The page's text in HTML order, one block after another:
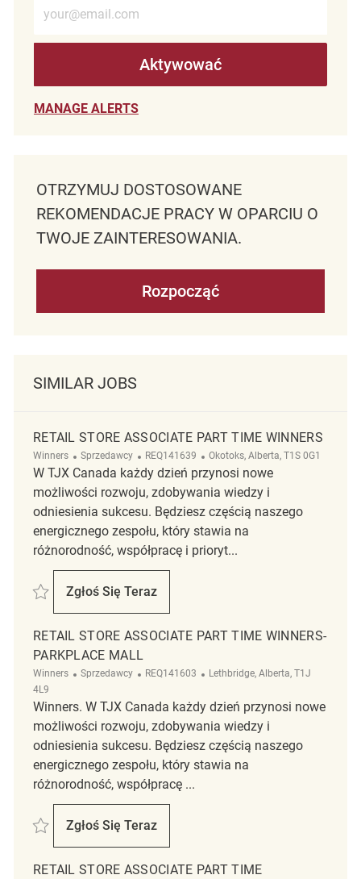
Aktywować
MANAGE ALERTS
OTRZYMUJ DOSTOSOWANE
REKOMENDACJE PRACY W OPARCIU O
TWOJE ZAINTERESOWANIA.
Rozpocząć
SIMILAR JOBS
RETAIL STORE ASSOCIATE PART TIME WINNERS
Winners Kategoria
Sprzedawcy ReqId
REQ141639 Lokalizacja
Okotoks, Alberta, T1S 0G1
W TJX Canada każdy dzień przynosi nowe
możliwości rozwoju, zdobywania wiedzy i
odniesienia sukcesu. Będziesz częścią naszego
energicznego zespołu, który stawia na
różnorodność, współpracę i prioryt...
Zapisać Retail Store Associate Part Time Winners REQ141639
Zgłoś Się Teraz
Retail Store Associate Part Time Winners
RETAIL STORE ASSOCIATE PART TIME WINNERS-
PARKPLACE MALL
Winners Kategoria
Sprzedawcy ReqId
REQ141603 Lokalizacja
Lethbridge, Alberta, T1J
4L9
Winners. W TJX Canada każdy dzień przynosi nowe
możliwości rozwoju, zdobywania wiedzy i
odniesienia sukcesu. Będziesz częścią naszego
energicznego zespołu, który stawia na
różnorodność, współpracę ...
Zapisać Retail Store Associate Part Time Winners- ParkPlace Mall
Zgłoś Się Teraz
Retail Store Associate Part Time Winners-
RETAIL STORE ASSOCIATE PART TIME